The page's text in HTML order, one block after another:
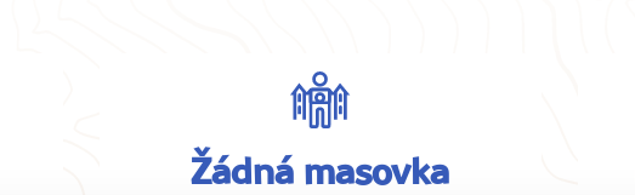
Žádná masovka